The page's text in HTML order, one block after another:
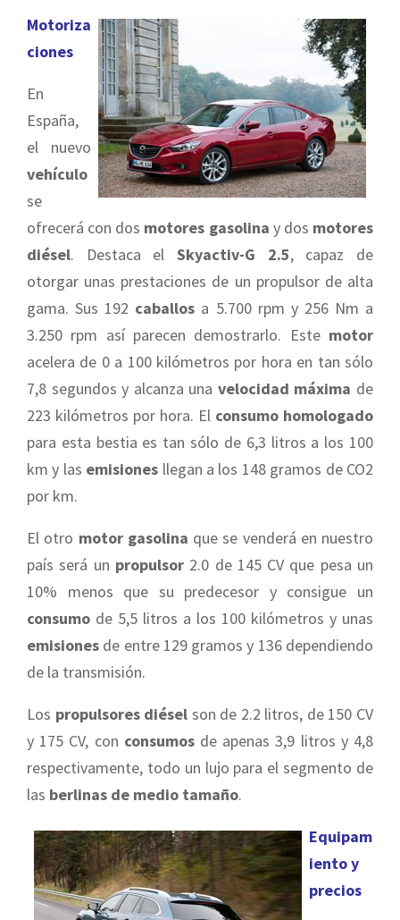
Motoriza
ciones
En
España,
el nuevo
vehículo
se
ofrecerá con dos motores gasolina y dos motores
diésel. Destaca el Skyactiv-G 2.5, capaz de
otorgar unas prestaciones de un propulsor de alta
gama. Sus 192 caballos a 5.700 rpm y 256 Nm a
3.250 rpm así parecen demostrarlo. Este motor
acelera de 0 a 100 kilómetros por hora en tan sólo
7,8 segundos y alcanza una velocidad máxima de
223 kilómetros por hora. El consumo homologado
para esta bestia es tan sólo de 6,3 litros a los 100
km y las emisiones llegan a los 148 gramos de CO2
por km.
El otro motor gasolina que se venderá en nuestro
país será un propulsor2.0 de 145 CV que pesa un
10% menos que su predecesor y consigue un
consumo de 5,5 litros a los 100 kilómetros y unas
emisiones de entre 129 gramos y 136 dependiendo
de la transmisión.
Los propulsores diésel son de 2.2 litros, de 150 CV
y 175 CV, con consumosde apenas 3,9 litros y 4,8
respectivamente, todo un lujo para el segmento de
las berlinas de medio tamaño.
Equipam
iento y
precios